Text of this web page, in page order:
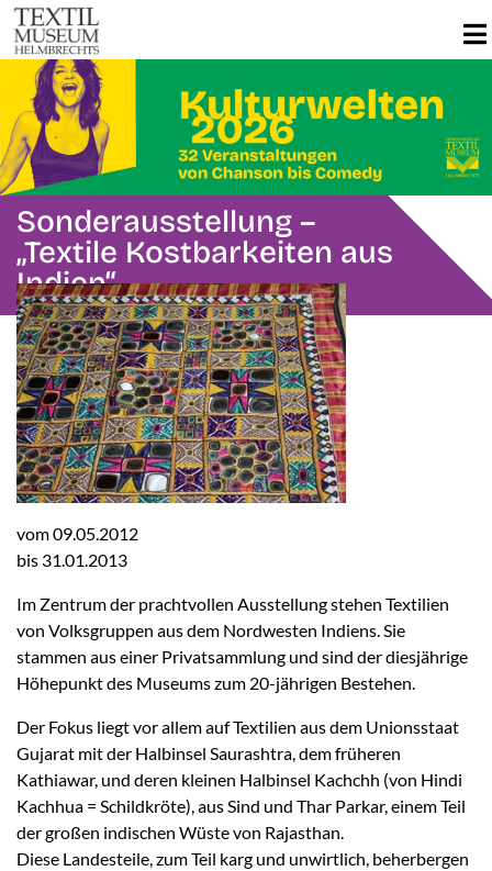
Sonderausstellung –
„Textile Kostbarkeiten aus
Indien“
vom 09.05.2012
bis 31.01.2013
Im Zentrum der prachtvollen Ausstellung stehen Textilien
von Volksgruppen aus dem Nordwesten Indiens. Sie
stammen aus einer Privatsammlung und sind der diesjährige
Höhepunkt des Museums zum 20-jährigen Bestehen.
Der Fokus liegt vor allem auf Textilien aus dem Unionsstaat
Gujarat mit der Halbinsel Saurashtra, dem früheren
Kathiawar, und deren kleinen Halbinsel Kachchh (von Hindi
Kachhua = Schildkröte), aus Sind und Thar Parkar, einem Teil
der großen indischen Wüste von Rajasthan.
Diese Landesteile, zum Teil karg und unwirtlich, beherbergen